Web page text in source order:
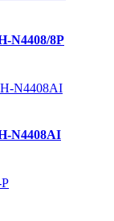
N4408/8P
N4408AI